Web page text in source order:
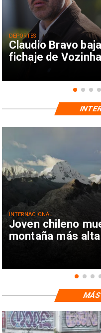
Claudio Bravo
fichaje de Vozinha
DEPORTES
Joven chileno
montaña más
INTERNACIONAL